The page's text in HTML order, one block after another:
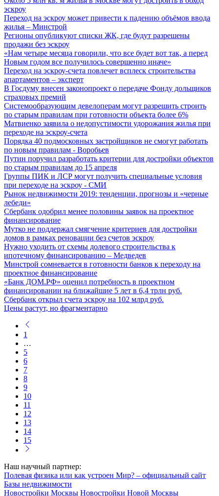
эскроу
Переход на эскроу может привести к падению объёмов ввода
жилья – Минстрой
Регионы опубликуют списки ЖК, где будут разрешены
продажи без эскроу
«Нам четыре месяца говорили, что все будет вот так, а перед
Новым годом все получилось совершенно иначе»
Переход на эскроу-счета повлечет всплеск строительства
апартаментов – эксперт
В Госдуму внесен законопроект о передаче Фонду дольщиков
страховых премий
Системообразующим девелоперам могут разрешить строить
по старым правилам при готовности объекта более 6%
Матвиенко заявила о недопустимости удорожания жилья при
переходе на эскроу-счета
Порядка 40 подмосковных застройщиков не смогут работать
по новым правилам - Воробьев
Путин поручил разработать критерии для достройки объектов
по старым правилам до 15 апреля
Группы ПИК и ЛСР могут получить специальные условия
при переходе на эскроу - СМИ
Рынок недвижимости 2019: тенденции, прогнозы и «черные
лебеди»
Сбербанк одобрил менее половины заявок на проектное
финансирование
Мутко не поддержал смягчение критериев для достройки
домов в рамках реновации без счетов эскроу
Нужно уходить от схемы долевого строительства к
ипотечному финансированию – Медведев
Минстрой сомневается в готовности банков к переходу на
проектное финансирование
«Банк ДОМ.РФ» оценил потребность в проектном
финансировании на ближайшие 5 лет в 6,4 трлн руб.
Сбербанк открыл счета эскроу на 102 млрд руб.
Цены растут, но фрагментарно
1
…
5
6
7
8
9
10
11
12
13
14
15
Наш научный партнер:
Полевая физика или как устроен Мир? – официальный сайт
Базы недвижимости
Новостройки Москвы Новостройки Новой Москвы